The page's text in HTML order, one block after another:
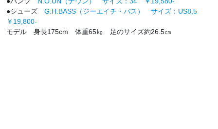
●シューズG.H.BASS（ジーエイチ・バス） サイズ：US8,5
￥19,800-
モデル 身長175cm 体重65㎏ 足のサイズ約26.5㎝